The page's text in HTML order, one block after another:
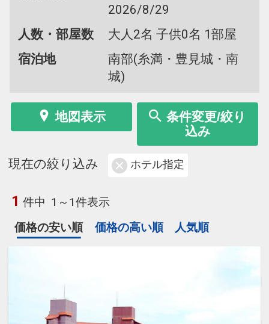
2026/8/29
人数・部屋数
大人2名 子供0名 1部屋
宿泊地
南部(糸満・豊見城・南
城)
地図表示
条件変更/絞り
込み
現在の絞り込み ホテル指定
1 件中 1～1件表示
価格の安い順
価格の高い順 人気順